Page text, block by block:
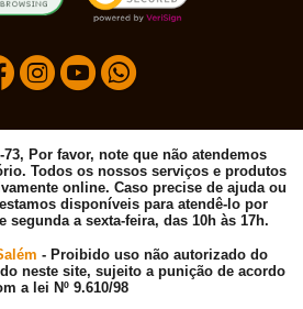
73, Por favor, note que não atendemos
Todos os nossos serviços e produtos
online. Caso precise de ajuda ou
disponíveis para atendê-lo por
segunda a sexta-feira, das 10h às 17h.
- Proibido uso não autorizado do
neste site, sujeito a punição de acordo
a lei Nº 9.610/98